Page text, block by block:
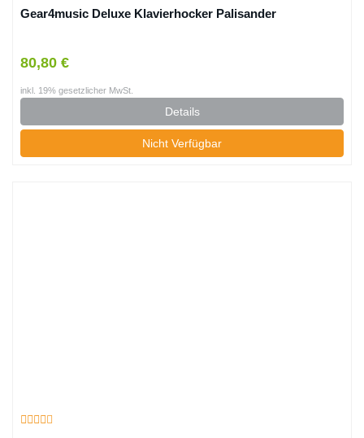
Gear4music Deluxe Klavierhocker Palisander
80,80 €
inkl. 19% gesetzlicher MwSt.
Details
Nicht Verfügbar